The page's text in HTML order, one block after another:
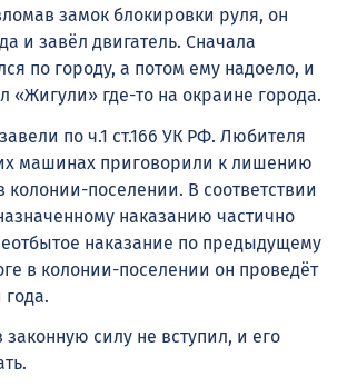
замок блокировки руля, он
и завёл двигатель. Сначала
по городу, а потом ему надоело, и
«Жигули» где-то на окраине города.
по ч.1 ст.166 УК РФ. Любителя
машинах приговорили к лишению
колонии-поселении. В соответствии
наказанию частично
наказание по предыдущему
в колонии-поселении он проведёт
силу не вступил, и его